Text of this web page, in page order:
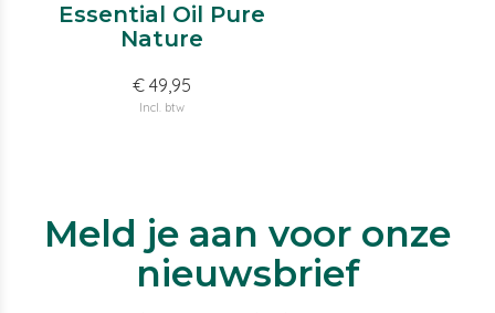
Essential Oil Pure
Nature
€ 49,95
Incl. btw
Meld je aan voor onze
nieuwsbrief